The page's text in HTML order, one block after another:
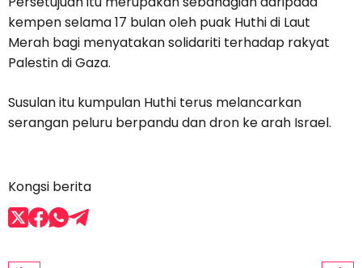
kempen selama 17 bulan oleh puak Huthi di Laut
Merah bagi menyatakan solidariti terhadap rakyat
Palestin di Gaza.
Susulan itu kumpulan Huthi terus melancarkan
serangan peluru berpandu dan dron ke arah Israel.
Kongsi berita